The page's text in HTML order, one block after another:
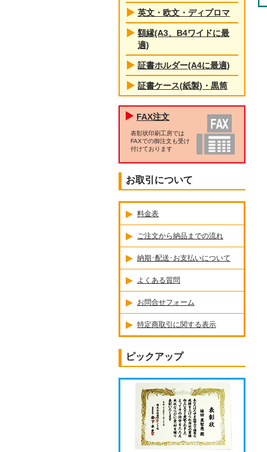
英文・欧文・ディプロマ
額縁(A3、B4ワイドに最
適)
証書ホルダー(A4に最適)
証書ケース(紙製)・黒筒
FAX注文
表彰状印刷工房では
FAXでの御注文も受け
付けております
お取引について
料金表
ご注文から納品までの流れ
納期･配送･お支払いについて
よくある質問
お問合せフォーム
特定商取引に関する表示
ピックアップ